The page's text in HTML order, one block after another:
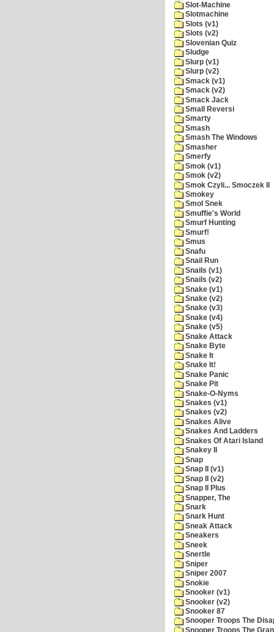
Slot-Machine
Slotmachine
Slots (v1)
Slots (v2)
Slovenian Quiz
Sludge
Slurp (v1)
Slurp (v2)
Smack (v1)
Smack (v2)
Smack Jack
Small Reversi
Smarty
Smash
Smash The Windows
Smasher
Smerfy
Smok (v1)
Smok (v2)
Smok Czyli... Smoczek II
Smokey
Smol Snek
Smuffie's World
Smurf Hunting
Smurf!
Smus
Snafu
Snail Run
Snails (v1)
Snails (v2)
Snake (v1)
Snake (v2)
Snake (v3)
Snake (v4)
Snake (v5)
Snake Attack
Snake Byte
Snake It
Snake It!
Snake Panic
Snake Pit
Snake-O-Nyms
Snakes (v1)
Snakes (v2)
Snakes Alive
Snakes And Ladders
Snakes Of Atari Island
Snakey II
Snap
Snap II (v1)
Snap II (v2)
Snap II Plus
Snapper, The
Snark
Snark Hunt
Sneak Attack
Sneakers
Sneek
Snertle
Sniper
Sniper 2007
Snokie
Snooker (v1)
Snooker (v2)
Snooker 87
Snooper Troops The
Snooper Troops The